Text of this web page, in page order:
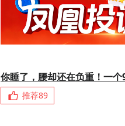
你睡了，腰却还在负重！一
推荐89